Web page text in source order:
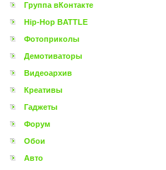
Группа вКонтакте
Hip-Hop BATTLE
Фотоприколы
Демотиваторы
Видеоархив
Креативы
Гаджеты
Форум
Обои
Авто